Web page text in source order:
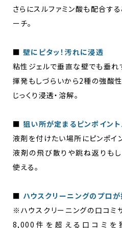
さらにスルファミン酸も配合す
ーチ。​
■ 壁にピタッ！汚れに浸透
粘性ジェルで垂直な壁でも垂れ
揮発もしづらいから2種の強酸
じっくり浸透・溶解。​
■ 狙い所が定まるピンポイン
液剤を付けたい場所にピンポイ
液剤の飛び散りや跳ね返りもし
使える。
■ ハウスクリーニングのプロ
※ハウスクリーニングの口コミ
8,000件を超える口コミを